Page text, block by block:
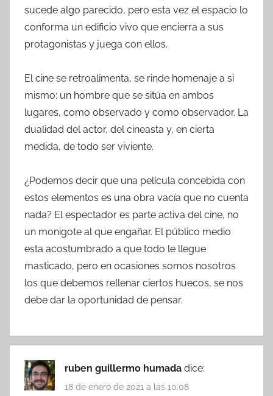
sucede algo parecido, pero esta vez el espacio lo
conforma un edificio vivo que encierra a sus
protagonistas y juega con ellos.
El cine se retroalimenta, se rinde homenaje a si
mismo: un hombre que se sitúa en ambos
lugares, como observado y como observador. La
dualidad del actor, del cineasta y, en cierta
medida, de todo ser viviente.
¿Podemos decir que una película concebida con
estos elementos es una obra vacía que no cuenta
nada? El espectador es parte activa del cine, no
un monigote al que engañar. El público medio
esta acostumbrado a que todo le llegue
masticado, pero en ocasiones somos nosotros
los que debemos rellenar ciertos huecos, se nos
debe dar la oportunidad de pensar.
ruben guillermo humada dice:
18 de enero de 2021 a las 10:08